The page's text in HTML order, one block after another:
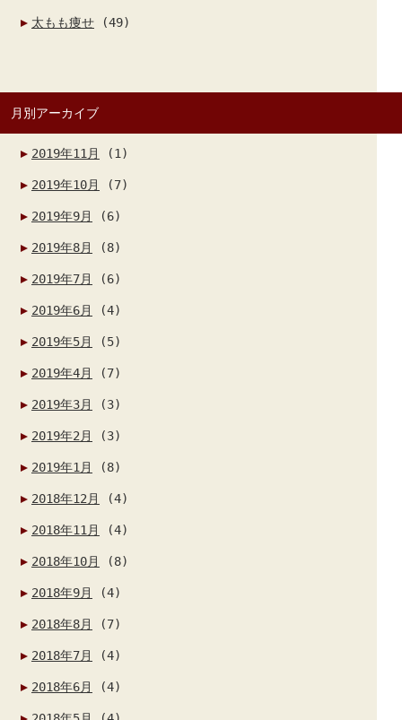
太もも痩せ (49)
月別アーカイブ
2019年11月 (1)
2019年10月 (7)
2019年9月 (6)
2019年8月 (8)
2019年7月 (6)
2019年6月 (4)
2019年5月 (5)
2019年4月 (7)
2019年3月 (3)
2019年2月 (3)
2019年1月 (8)
2018年12月 (4)
2018年11月 (4)
2018年10月 (8)
2018年9月 (4)
2018年8月 (7)
2018年7月 (4)
2018年6月 (4)